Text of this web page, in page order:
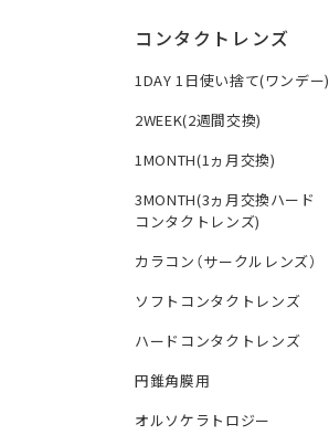
コンタクトレンズ
1DAY 1日使い捨て(ワンデー)
2WEEK(2週間交換)
1MONTH(1ヵ月交換)
3MONTH(3ヵ月交換ハード
コンタクトレンズ)
カラコン（サークルレンズ）
ソフトコンタクトレンズ
ハードコンタクトレンズ
円錐角膜用
オルソケラトロジー